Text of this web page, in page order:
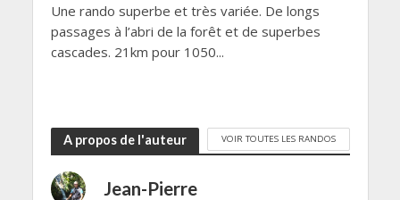
Une rando superbe et très variée. De longs
passages à l’abri de la forêt et de superbes
cascades. 21km pour 1050...
A propos de l'auteur VOIR TOUTES LES RANDOS
Jean-Pierre